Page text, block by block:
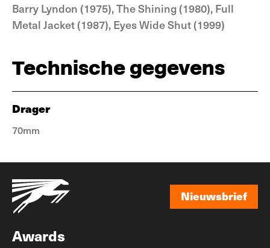
Barry Lyndon (1975), The Shining (1980), Full
Metal Jacket (1987), Eyes Wide Shut (1999)
Technische gegevens
Drager
70mm
Nieuwsbrief
Awards